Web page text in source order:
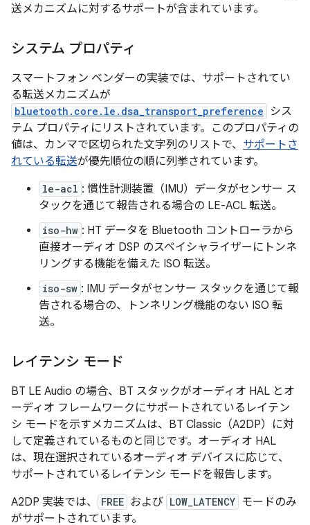
送メカニズムに対するサポートが含まれています。
システム プロパティ
スマートフォン ベンダーの実装では、サポートされてい
る転送メカニズムが
bluetooth.core.le.dsa_transport_preference
シス
テム プロパティにリストされています。このプロパティの
値は、カンマで区切られた文字列のリストで、 サポートさ
れている転送が優先順位の順に列挙されています。
le-acl : 慣性計測装置（IMU）データがセンサー ス
タックを通じて報告される場合の LE-ACL 転送。
iso-hw : HT データを Bluetooth コントローラから
直接オーディオ DSP のスペイシャライザーにトンネ
リングする機能を備えた ISO 転送。
iso-sw : IMU データがセンサー スタックを通じて報
告される場合の、トンネリング機能のない ISO 転
送。
レイテンシ モード
BT LE Audio の場合、BT スタックがオーディオ HAL とオ
ーディオ フレームワークにサポートされているレイテン
シ モードを示すメカニズムは、BT Classic（A2DP）に対
して定義されているものと同じです。オーディオ HAL
は、現在選択されているオーディオ デバイスに応じて、
サポートされているレイテンシ モードを報告します。
A2DP 実装では、
FREE および LOW_LATENCY モードのみ
がサポートされています。